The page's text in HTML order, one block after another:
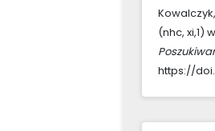
(nhc, xi,1)
https://